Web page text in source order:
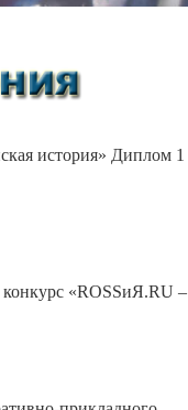
история» Диплом 1
«ROSSиЯ.RU –